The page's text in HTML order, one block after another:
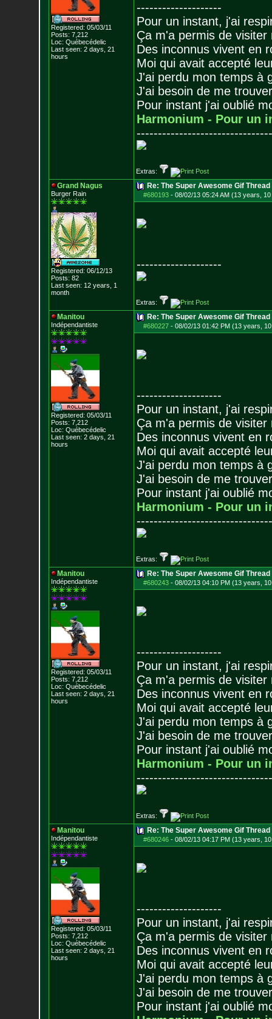
Registered: 05/03/11
Posts: 7,212
Loc: Québecédelic
Last seen: 2 days, 21
hours
--------------------
Pour un instant, j'ai
Ça m'a permis de visiter
Des inconnus vivent en
Moi qui avait accepté
J'ai perdu mon temps à
J'ai besoin de me
Pour instant j'ai oublié
Harmonium - Pour un
--------------------------------
Extras:
Grand Nagus
Burger Rain
Registered: 06/12/13
Posts: 82
Last seen: 12 years, 1
month
Re: The Super Awesome Gif Thread
#680193- 08/02/13 05:24 AM (13 years,
--------------------
Extras:
Manitou
Indépendantiste
Registered: 05/03/11
Posts: 7,212
Loc: Québecédelic
Last seen: 2 days, 21
hours
Re: The Super Awesome Gif Thread
#680227- 08/02/13 01:42 PM (13 years,
--------------------
Pour un instant, j'ai
Ça m'a permis de visiter
Des inconnus vivent en
Moi qui avait accepté
J'ai perdu mon temps à
J'ai besoin de me
Pour instant j'ai oublié
Harmonium - Pour un
--------------------------------
Extras:
Manitou
Indépendantiste
Registered: 05/03/11
Posts: 7,212
Loc: Québecédelic
Last seen: 2 days, 21
hours
Re: The Super Awesome Gif Thread
#680243- 08/02/13 04:10 PM (13 years,
--------------------
Pour un instant, j'ai
Ça m'a permis de visiter
Des inconnus vivent en
Moi qui avait accepté
J'ai perdu mon temps à
J'ai besoin de me
Pour instant j'ai oublié
Harmonium - Pour un
--------------------------------
Extras:
Manitou
Indépendantiste
Registered: 05/03/11
Posts: 7,212
Loc: Québecédelic
Last seen: 2 days, 21
hours
Re: The Super Awesome Gif Thread
#680246- 08/02/13 04:17 PM (13 years,
--------------------
Pour un instant, j'ai
Ça m'a permis de visiter
Des inconnus vivent en
Moi qui avait accepté
J'ai perdu mon temps à
J'ai besoin de me
Pour instant j'ai oublié